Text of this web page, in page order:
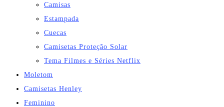
Camisas
Estampada
Cuecas
Camisetas Proteção Solar
Tema Filmes e Séries Netflix
Moletom
Camisetas Henley
Feminino